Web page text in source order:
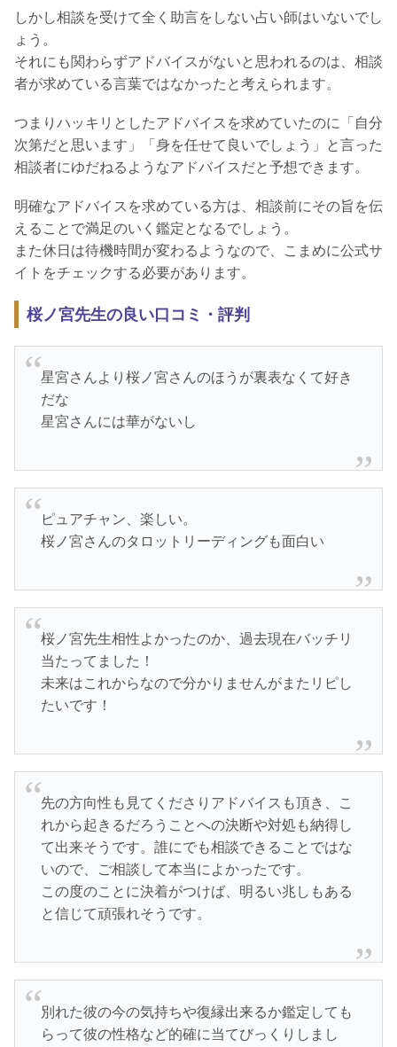
しかし相談を受けて全く助言をしない占い師はいないでし
ょう。
それにも関わらずアドバイスがないと思われるのは、相談
者が求めている言葉ではなかったと考えられます。
つまりハッキリとしたアドバイスを求めていたのに「自分
次第だと思います」「身を任せて良いでしょう」と言った
相談者にゆだねるようなアドバイスだと予想できます。
明確なアドバイスを求めている方は、相談前にその旨を伝
えることで満足のいく鑑定となるでしょう。
また休日は待機時間が変わるようなので、こまめに公式サ
イトをチェックする必要があります。
桜ノ宮先生の良い口コミ・評判
星宮さんより桜ノ宮さんのほうが裏表なくて好き
だな
星宮さんには華がないし
ピュアチャン、楽しい。
桜ノ宮さんのタロットリーディングも面白い
桜ノ宮先生相性よかったのか、過去現在バッチリ
当たってました！
未来はこれからなので分かりませんがまたリピし
たいです！
先の方向性も見てくださりアドバイスも頂き、こ
れから起きるだろうことへの決断や対処も納得し
て出来そうです。誰にでも相談できることではな
いので、ご相談して本当によかったです。
この度のことに決着がつけば、明るい兆しもある
と信じて頑張れそうです。
別れた彼の今の気持ちや復縁出来るか鑑定しても
らって彼の性格など的確に当てびっくりしまし